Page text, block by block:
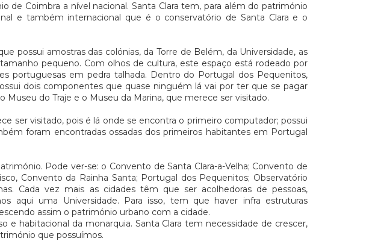
de Coimbra a nível nacional. Santa Clara tem, para além do património
e também internacional que é o conservatório de Santa Clara e o
possui amostras das colónias, da Torre de Belém, da Universidade, as
pequeno. Com olhos de cultura, este espaço está rodeado por
portuguesas em pedra talhada. Dentro do Portugal dos Pequenitos,
dois componentes que quase ninguém lá vai por ter que se pagar
Museu do Traje e o Museu da Marina, que merece ser visitado.
ser visitado, pois é lá onde se encontra o primeiro computador; possui
foram encontradas ossadas dos primeiros habitantes em Portugal
Pode ver-se: o Convento de Santa Clara-a-Velha; Convento de
Convento da Rainha Santa; Portugal dos Pequenitos; Observatório
Cada vez mais as cidades têm que ser acolhedoras de pessoas,
aqui uma Universidade. Para isso, tem que haver infra estruturas
assim o património urbano com a cidade.
e habitacional da monarquia. Santa Clara tem necessidade de crescer,
que possuímos.